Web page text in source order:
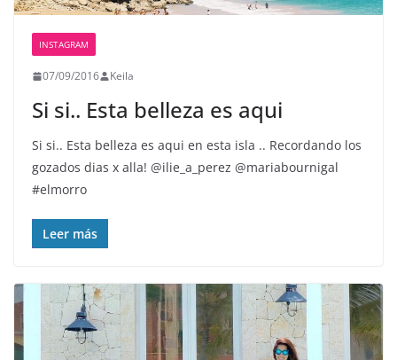
INSTAGRAM
07/09/2016 Keila
Si si.. Esta belleza es aqui
Si si.. Esta belleza es aqui en esta isla .. Recordando los
gozados dias x alla! @ilie_a_perez @mariabournigal ️
#elmorro
Leer más